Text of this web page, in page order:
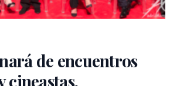
de encuentros
cineastas,